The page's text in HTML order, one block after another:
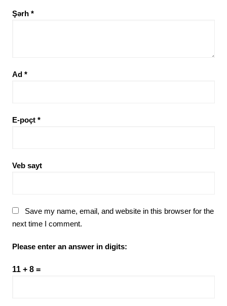
Şərh *
Ad *
E-poçt *
Veb sayt
Save my name, email, and website in this browser for the
next time I comment.
Please enter an answer in digits:
11 + 8 =